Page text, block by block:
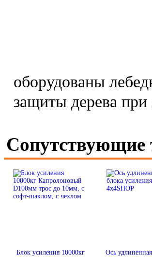
оборудованы
защиты дерева при
Сопутствующие
Блок усиления 10000кг
Ось